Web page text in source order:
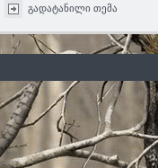
გადატანილი თემა